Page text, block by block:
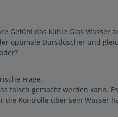
Gefühl das kühle Glas
optimale Durstlöscher und
Frage.
falsch gemacht werden kann.
die Kontrolle über sein Wasser